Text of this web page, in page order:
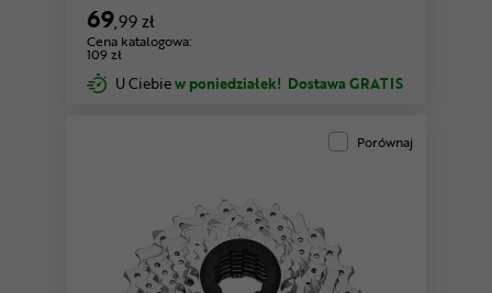
69,99 zł
Cena katalogowa:
109 zł
U Ciebiew poniedziałek! Dostawa GRATIS
Porównaj